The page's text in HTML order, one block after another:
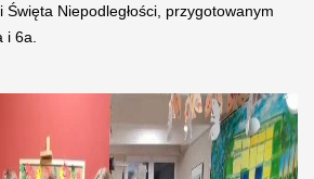
Niepodległości, przygotowanym
i 6a.